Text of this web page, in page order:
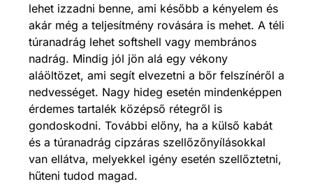
lehet izzadni benne, ami később a kényelem és
akár még a teljesítmény rovására is mehet. A téli
túranadrág lehet softshell vagy membrános
nadrág. Mindig jól jön alá egy vékony
aláöltözet, ami segít elvezetni a bőr felszínéről a
nedvességet. Nagy hideg esetén mindenképpen
érdemes tartalék középső rétegről is
gondoskodni. További előny, ha a külső kabát
és a túranadrág cipzáras szellőzőnyílásokkal
van ellátva, melyekkel igény esetén szellőztetni,
hűteni tudod magad.